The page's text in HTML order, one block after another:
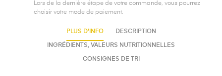
Lors de la dernière étape de votre commande, vous pourrez
choisir votre mode de paiement.
PLUS D'INFO DESCRIPTION
INGRÉDIENTS, VALEURS NUTRITIONNELLES
CONSIGNES DE TRI